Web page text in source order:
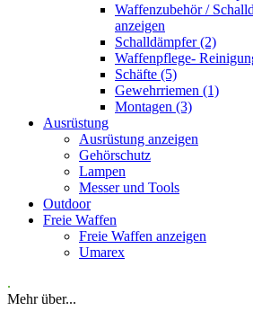
Waffenzubehör /
anzeigen
Schalldämpfer (2)
Waffenpflege-
Schäfte (5)
Gewehrriemen (1)
Montagen (3)
Ausrüstung
Ausrüstung anzeigen
Gehörschutz
Lampen
Messer und Tools
Outdoor
Freie Waffen
Freie Waffen anzeigen
Umarex
.
Mehr über...